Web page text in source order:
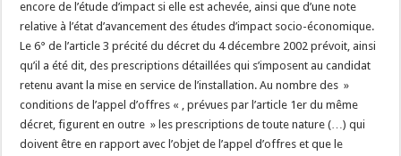
encore de l’étude d’impact si elle est achevée, ainsi que d’une note
relative à l’état d’avancement des études d’impact socio-économique.
Le 6° de l’article 3 précité du décret du 4 décembre 2002 prévoit, ainsi
qu’il a été dit, des prescriptions détaillées qui s’imposent au candidat
retenu avant la mise en service de l’installation. Au nombre des »
conditions de l’appel d’offres « , prévues par l’article 1er du même
décret, figurent en outre » les prescriptions de toute nature (…) qui
doivent être en rapport avec l’objet de l’appel d’offres et que le